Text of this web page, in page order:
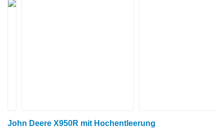
John Deere X950R mit Hochentleerung